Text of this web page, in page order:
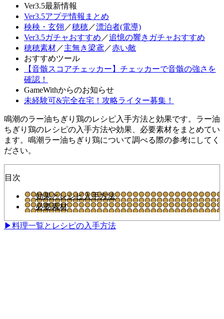
Ver3.5最新情報
Ver3.5アプデ情報まとめ
秧秧・玄翎 ／穂穂／漂泊者(電導)
Ver3.5ガチャおすすめ ／追憶の響きガチャおすすめ
穂穂素材／主無き梁鳶 ／赤い敵
おすすめツール
【音骸スコアチェッカー】チェッカーで音骸の強さを
確認！
GameWithからのお知らせ
未経験可&完全在宅！攻略ライター募集！
鳴潮のラー油ちぎり鶏のレシピ入手方法と効果です。ラー油
ちぎり鶏のレシピの入手方法や効果、必要素材をまとめてい
ます。鳴潮ラー油ちぎり鶏について調べる際の参考にしてく
ださい。
目次
効果とレシピ入手方法
必要素材
▶料理一覧とレシピの入手方法